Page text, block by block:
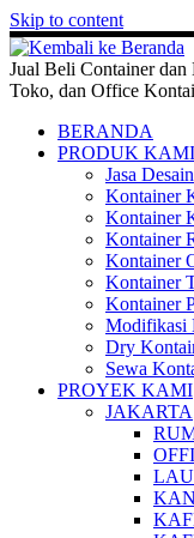
Skip to content
Jual Beli Container
Toko, dan Office
BERANDA
PRODUK KAMI
Jasa Desain
Kontainer
Kontainer
Kontainer
Kontainer
Kontainer
Kontainer
Modifikasi
Dry
Sewa
PROYEK KAMI
JAKARTA